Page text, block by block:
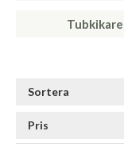
Tubkikare
Sortera
Pris